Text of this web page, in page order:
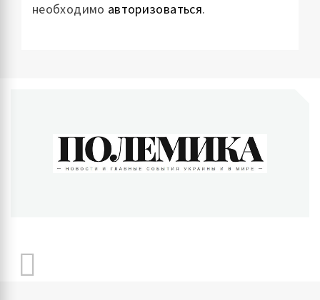
необходимо авторизоваться.